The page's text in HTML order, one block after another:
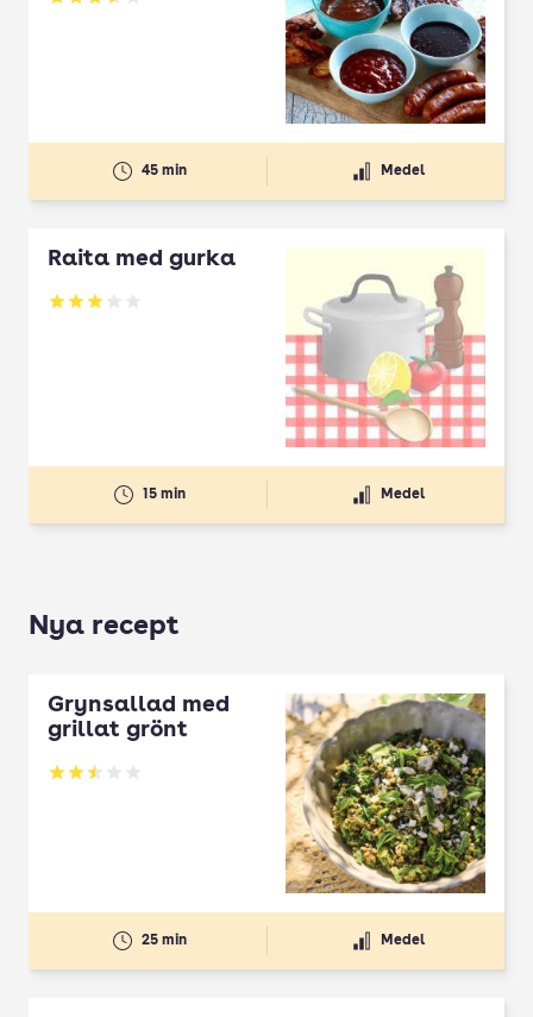
Betyg: 3.5 av 5
45 min Medel
Raita med gurka
Betyg: 3 av 5
15 min Medel
Nya recept
Grynsallad med
grillat grönt
Betyg: 2.5 av 5
25 min Medel